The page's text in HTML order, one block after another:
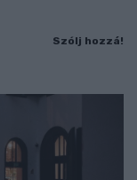
Szólj hozzá!